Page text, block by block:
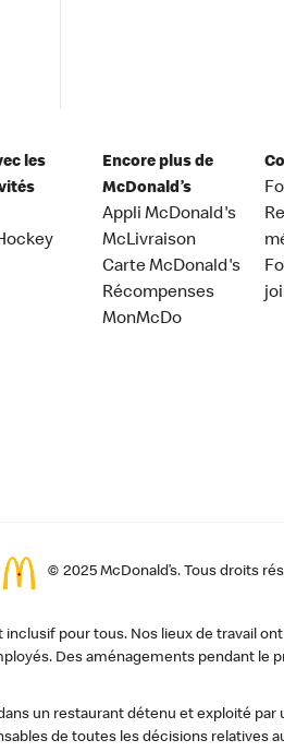
les
Encore plus de
McDonald’s
Appli McDonald's
McLivraison
Carte McDonald's
Récompenses
MonMcDo
© 2025 McDonald’s. Tous droits
pour tous. Nos lieux de travail
Des aménagements pendant le
un restaurant détenu et exploité par
de toutes les décisions relatives